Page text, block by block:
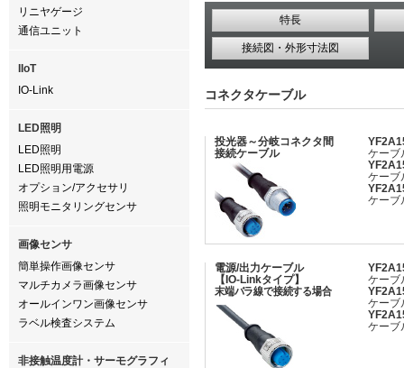
リニヤゲージ
通信ユニット
IIoT
IO-Link
LED照明
LED照明
LED照明用電源
オプション/アクセサリ
照明モニタリングセンサ
画像センサ
簡単操作画像センサ
マルチカメラ画像センサ
オールインワン画像センサ
ラベル検査システム
非接触温度計・サーモグラフィ
特長
接続図・外形寸法図
コネクタケーブル
投光器～分岐コネクタ間
接続ケーブル
ケーブ
ケーブ
ケーブ
電源/出力ケーブル
【IO-Linkタイプ】
末端バラ線で接続する場合
ケーブ
ケーブ
ケーブ